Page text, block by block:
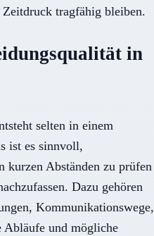
tragfähig bleiben.
in
selten in einem
ist es sinnvoll,
kurzen Abständen zu prüfen
Dazu gehören
Kommunikationswege,
Abläufe und mögliche